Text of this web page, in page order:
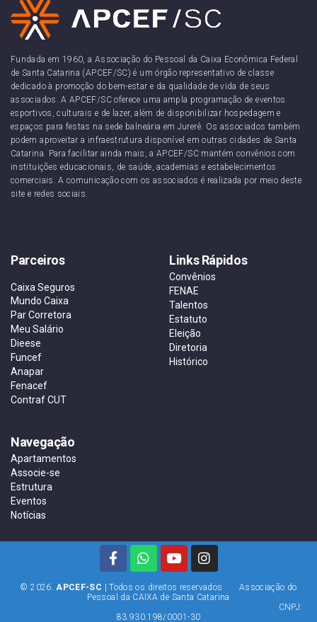
Fundada em 1960, a Associação do Pessoal da Caixa Econômica Federal
de Santa Catarina (APCEF/SC) é um órgão representativo de classe
dedicado à promoção do bem-estar e da qualidade de vida de seus
associados. A APCEF/SC oferece uma ampla programação de eventos
esportivos, culturais e de lazer, além de disponibilizar hospedagem e
espaços para festas na sede balneária em Jurerê. Os associados também
podem aproveitar a infraestrutura disponível em outras cidades de Santa
Catarina. Para facilitar ainda mais, a APCEF/SC mantém convênios com
instituições educacionais, de saúde, academias e estabelecimentos
comerciais. A comunicação com os associados é realizada por meio deste
site e redes sociais.
Parceiros
Caixa Seguros
Mundo Caixa
Par Corretora
Meu Salário
Dieese
Funcef
Anapar
Fenacef
Contraf CUT
Links Rápidos
Convênios
FENAE
Talentos
Estatuto
Eleição
Diretoria
Histórico
Navegação
Apartamentos
Associe-se
Estrutura
Eventos
Notícias
© 2026. APCEF-SC | Todos os direitos reservados Associação do
Pessoal da CAIXA de Santa Catarina
CNPJ:
83.930.198/0001-30